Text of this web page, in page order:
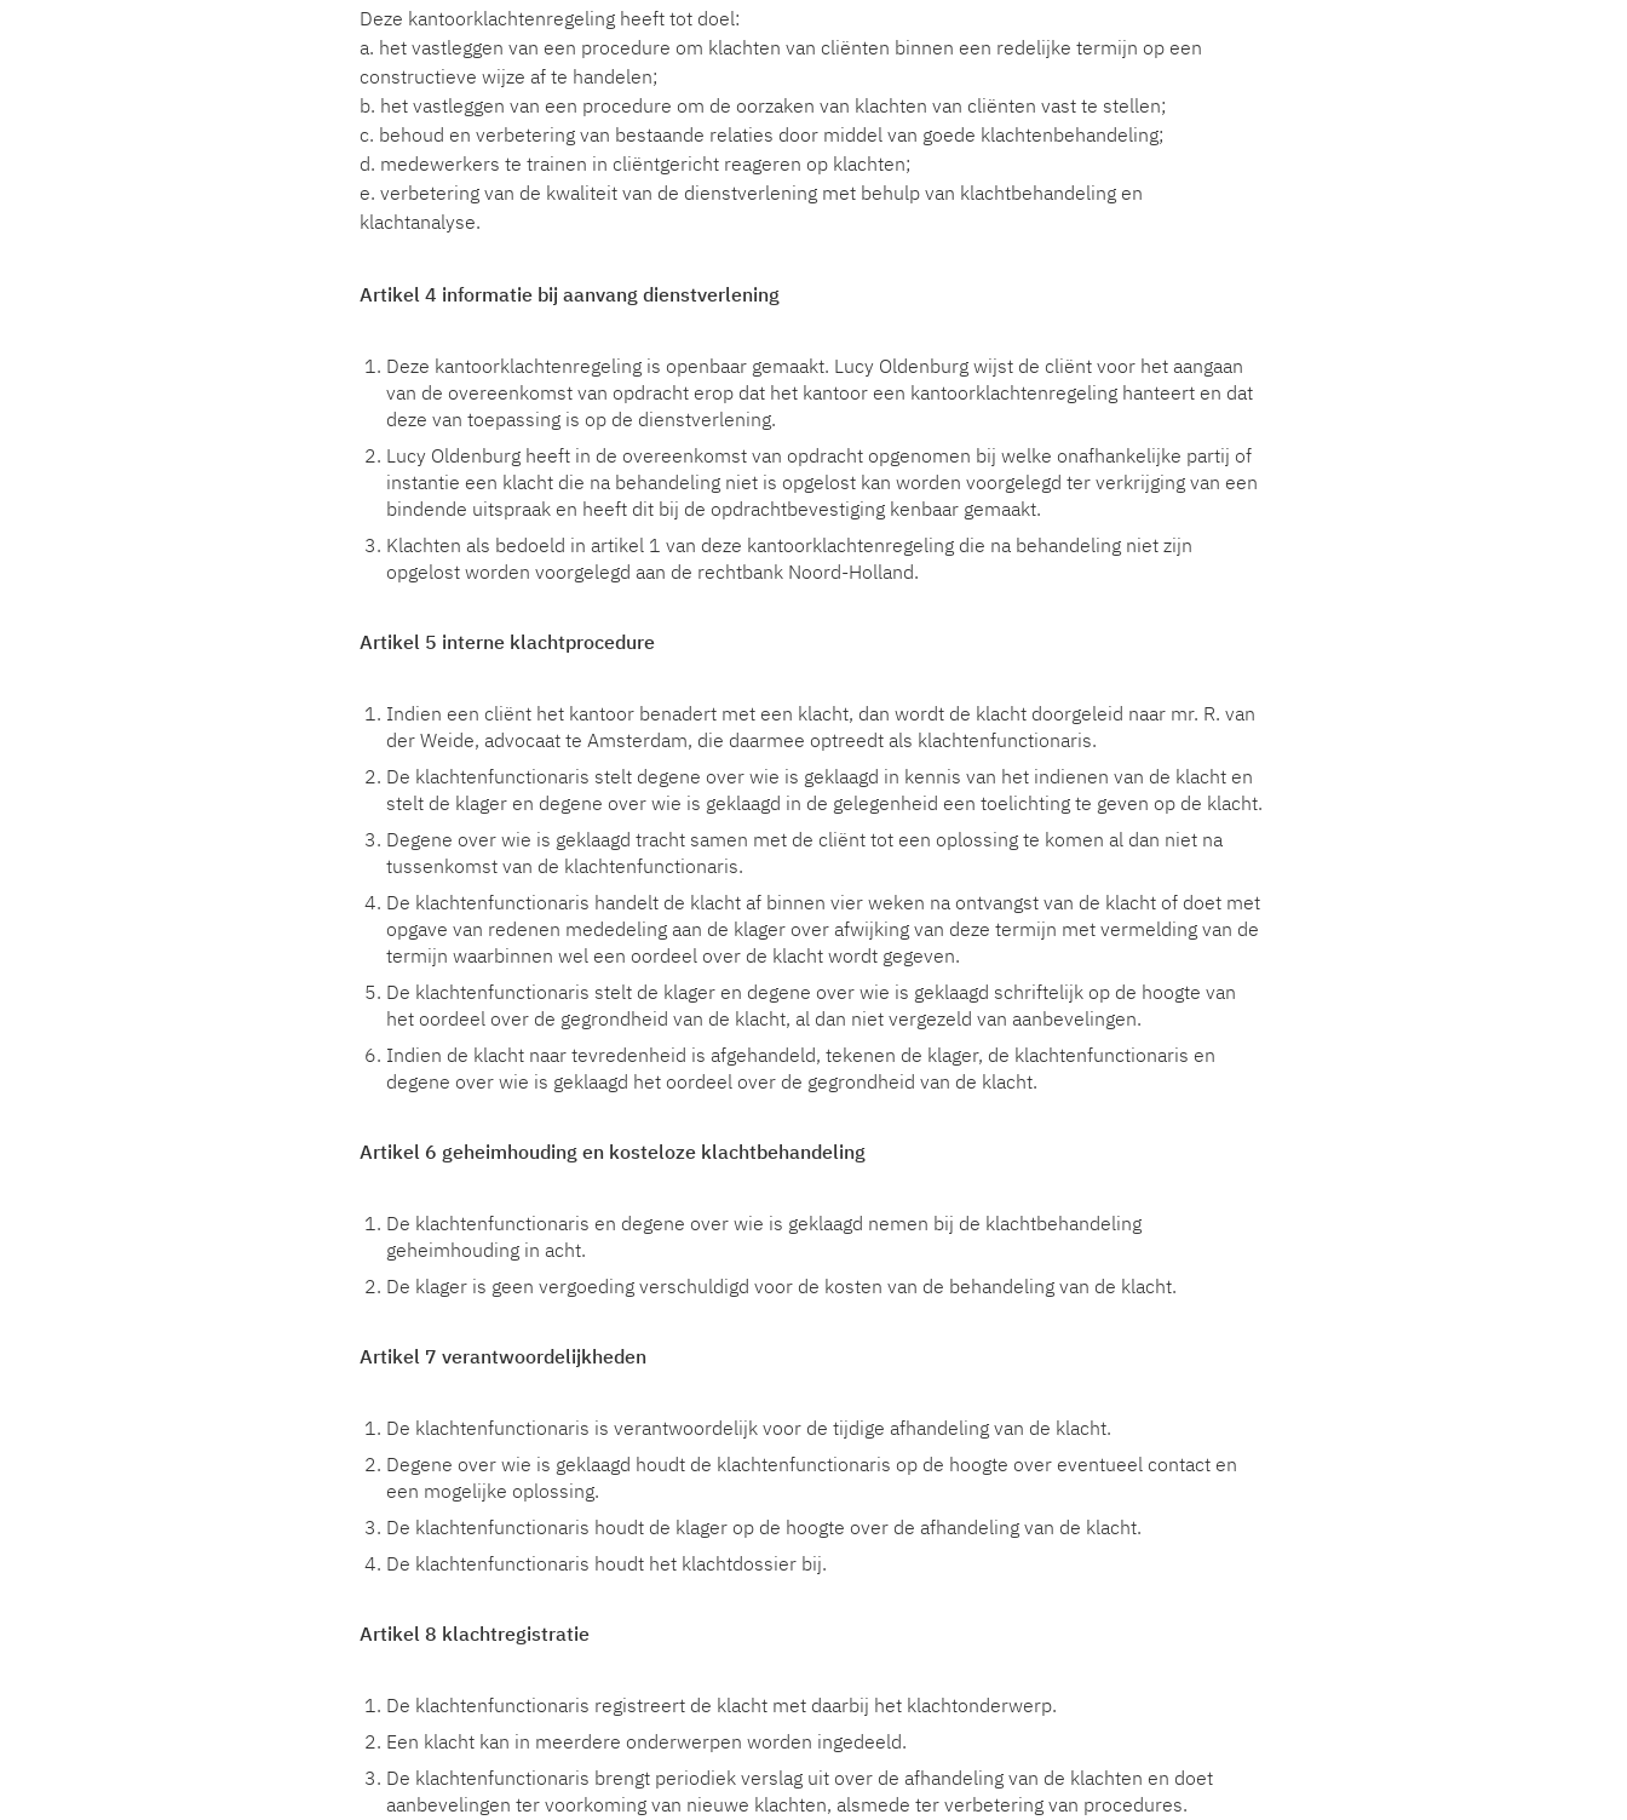
Deze kantoorklachtenregeling heeft tot doel:
a. het vastleggen van een procedure om klachten van cliënten binnen een redelijke termijn op een
constructieve wijze af te handelen;
b. het vastleggen van een procedure om de oorzaken van klachten van cliënten vast te stellen;
c. behoud en verbetering van bestaande relaties door middel van goede klachtenbehandeling;
d. medewerkers te trainen in cliëntgericht reageren op klachten;
e. verbetering van de kwaliteit van de dienstverlening met behulp van klachtbehandeling en
klachtanalyse.
Artikel 4 informatie bij aanvang dienstverlening
Deze kantoorklachtenregeling is openbaar gemaakt. Lucy Oldenburg wijst de cliënt voor het aangaan
van de overeenkomst van opdracht erop dat het kantoor een kantoorklachtenregeling hanteert en dat
deze van toepassing is op de dienstverlening.
Lucy Oldenburg heeft in de overeenkomst van opdracht opgenomen bij welke onafhankelijke partij of
instantie een klacht die na behandeling niet is opgelost kan worden voorgelegd ter verkrijging van een
bindende uitspraak en heeft dit bij de opdrachtbevestiging kenbaar gemaakt.
Klachten als bedoeld in artikel 1 van deze kantoorklachtenregeling die na behandeling niet zijn
opgelost worden voorgelegd aan de rechtbank Noord-Holland.
Artikel 5 interne klachtprocedure
Indien een cliënt het kantoor benadert met een klacht, dan wordt de klacht doorgeleid naar mr. R. van
der Weide, advocaat te Amsterdam, die daarmee optreedt als klachtenfunctionaris.
De klachtenfunctionaris stelt degene over wie is geklaagd in kennis van het indienen van de klacht en
stelt de klager en degene over wie is geklaagd in de gelegenheid een toelichting te geven op de klacht.
Degene over wie is geklaagd tracht samen met de cliënt tot een oplossing te komen al dan niet na
tussenkomst van de klachtenfunctionaris.
De klachtenfunctionaris handelt de klacht af binnen vier weken na ontvangst van de klacht of doet met
opgave van redenen mededeling aan de klager over afwijking van deze termijn met vermelding van de
termijn waarbinnen wel een oordeel over de klacht wordt gegeven.
De klachtenfunctionaris stelt de klager en degene over wie is geklaagd schriftelijk op de hoogte van
het oordeel over de gegrondheid van de klacht, al dan niet vergezeld van aanbevelingen.
Indien de klacht naar tevredenheid is afgehandeld, tekenen de klager, de klachtenfunctionaris en
degene over wie is geklaagd het oordeel over de gegrondheid van de klacht.
Artikel 6 geheimhouding en kosteloze klachtbehandeling
De klachtenfunctionaris en degene over wie is geklaagd nemen bij de klachtbehandeling
geheimhouding in acht.
De klager is geen vergoeding verschuldigd voor de kosten van de behandeling van de klacht.
Artikel 7 verantwoordelijkheden
De klachtenfunctionaris is verantwoordelijk voor de tijdige afhandeling van de klacht.
Degene over wie is geklaagd houdt de klachtenfunctionaris op de hoogte over eventueel contact en
een mogelijke oplossing.
De klachtenfunctionaris houdt de klager op de hoogte over de afhandeling van de klacht.
De klachtenfunctionaris houdt het klachtdossier bij.
Artikel 8 klachtregistratie
De klachtenfunctionaris registreert de klacht met daarbij het klachtonderwerp.
Een klacht kan in meerdere onderwerpen worden ingedeeld.
De klachtenfunctionaris brengt periodiek verslag uit over de afhandeling van de klachten en doet
aanbevelingen ter voorkoming van nieuwe klachten, alsmede ter verbetering van procedures.